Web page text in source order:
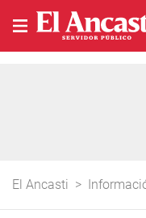
El Ancasti >